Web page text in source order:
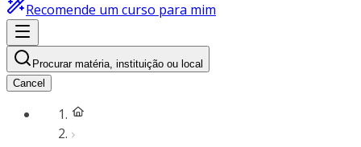
Recomende um curso para mim
Procurar matéria, instituição ou local
Cancel